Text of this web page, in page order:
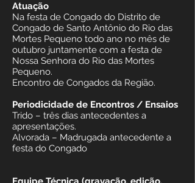
Atuação
Na festa de Congado do Distrito de
Congado de Santo Antônio do Rio das
Mortes Pequeno todo ano no mês de
outubro juntamente com a festa de
Nossa Senhora do Rio das Mortes
Pequeno.
Encontro de Congados da Região.
Periodicidade de Encontros / Ensaios
Trido – três dias antecedentes a
apresentações.
Alvorada – Madrugada antecedente a
festa do Congado